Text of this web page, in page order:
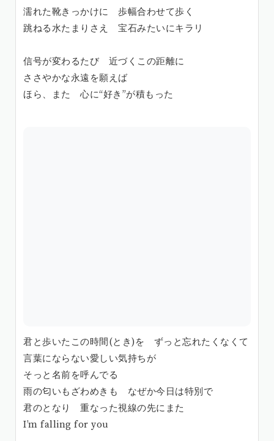
濡れた靴きっかけに 歩幅合わせて歩く
跳ねる水たまりさえ 宝石みたいにキラリ
信号が変わるたび 近づくこの距離に
ささやかな永遠を願えば
ほら、また 心に“好き”が積もった
君と歩いたこの時間(とき)を ずっと忘れたくなくて
言葉にならない愛しい気持ちが
そっと名前を呼んでる
雨の匂いもざわめきも なぜか今日は特別で
君のとなり 重なった視線の先にまた
I’m falling for you